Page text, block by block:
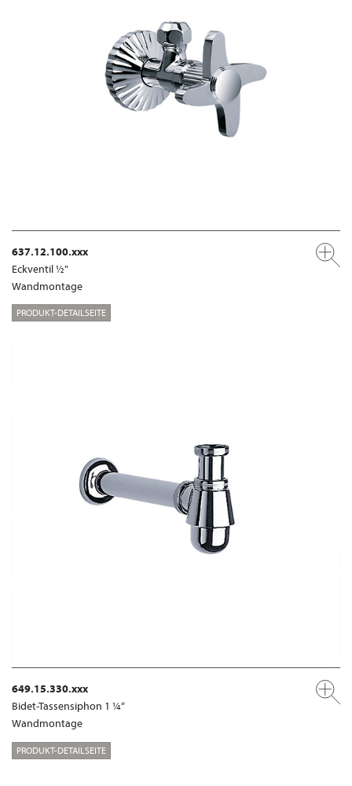
637.12.100.xxx
Eckventil ½"
Wandmontage
PRODUKT-DETAILSEITE
649.15.330.xxx
Bidet-Tassensiphon 1 ¼“
Wandmontage
PRODUKT-DETAILSEITE